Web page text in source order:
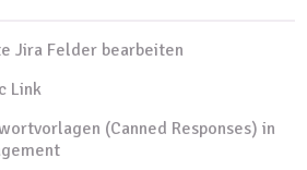
Jira Felder bearbeiten
Link
(Canned Responses) in